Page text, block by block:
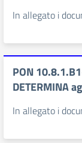
In allegato i
PON
DETERMINA
In allegato i